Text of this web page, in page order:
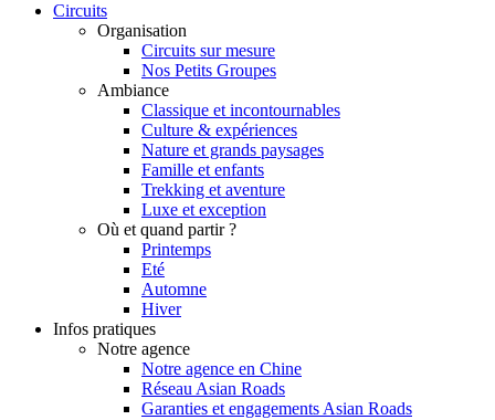
Circuits
Organisation
Circuits sur mesure
Nos Petits Groupes
Ambiance
Classique et incontournables
Culture & expériences
Nature et grands paysages
Famille et enfants
Trekking et aventure
Luxe et exception
Où et quand partir ?
Printemps
Eté
Automne
Hiver
Infos pratiques
Notre agence
Notre agence en Chine
Réseau Asian Roads
Garanties et engagements Asian Roads